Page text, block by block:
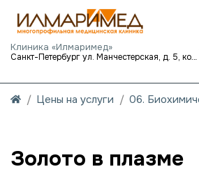
Клиника «Илмаримед»
Санкт-Петербург ул. Манчестерская, д. 5, корп. 1
Цены на услуги 06.
Золото в плазме